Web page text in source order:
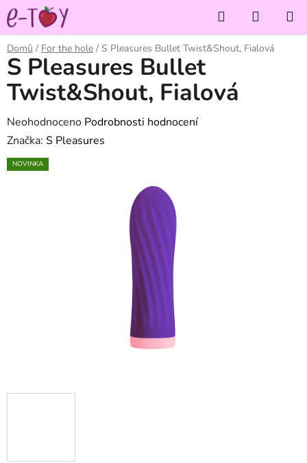
Přejít
na
obsah
Hledat
KOŠÍK
Domů / For the hole / S Pleasures Bullet Twist&Shout, Fialová
S Pleasures Bullet
Twist&Shout, Fialová
Průměrné
hodnocení
produktu
Neohodnoceno Podrobnosti hodnocení
Značka: S Pleasures
NOVINKA